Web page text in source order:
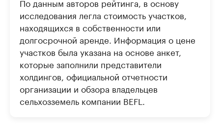
По данным авторов рейтинга, в основу
исследования легла стоимость участков,
находящихся в собственности или
долгосрочной аренде. Информация о цене
участков была указана на основе анкет,
которые заполнили представители
холдингов, официальной отчетности
организации и обзора владельцев
сельхозземель компании BEFL.